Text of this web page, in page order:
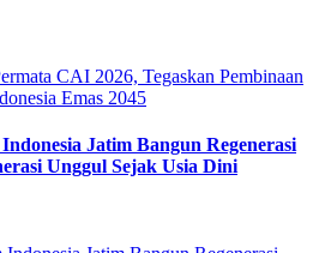
Jatim Bangun Regenerasi
Unggul Sejak Usia Dini